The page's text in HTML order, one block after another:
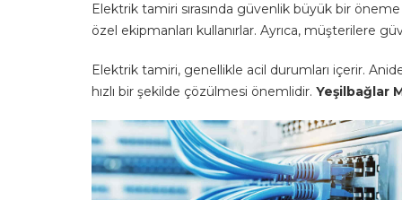
Elektrik tamiri sırasında güvenlik büyük bir
özel ekipmanları kullanırlar. Ayrıca, müşterilere
Elektrik tamiri, genellikle acil durumları içerir.
hızlı bir şekilde çözülmesi önemlidir. Yeşilbağlar